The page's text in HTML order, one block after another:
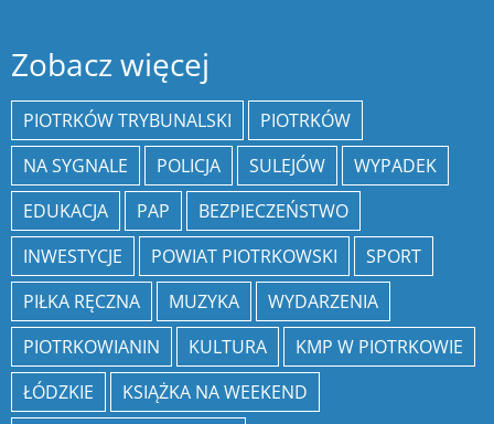
Zobacz więcej
PIOTRKÓW TRYBUNALSKI
PIOTRKÓW
NA SYGNALE
POLICJA SULEJÓW
WYPADEK
EDUKACJA
PAP
BEZPIECZEŃSTWO
INWESTYCJE
POWIAT PIOTRKOWSKI
SPORT
PIŁKA RĘCZNA
MUZYKA
WYDARZENIA
PIOTRKOWIANIN
KULTURA
KMP W PIOTRKOWIE
ŁÓDZKIE
KSIĄŻKA NA WEEKEND